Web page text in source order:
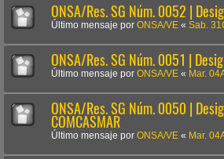
ONSA/Res. SG Núm. 0052 |
Último mensaje por ONSA/VE « Sab.
ONSA/Res. SG Núm. 0051 |
Último mensaje por ONSA/VE « Mar.
ONSA/Res. SG Núm. 0050 |
COMCASMAR
Último mensaje por ONSA/VE « Mar.